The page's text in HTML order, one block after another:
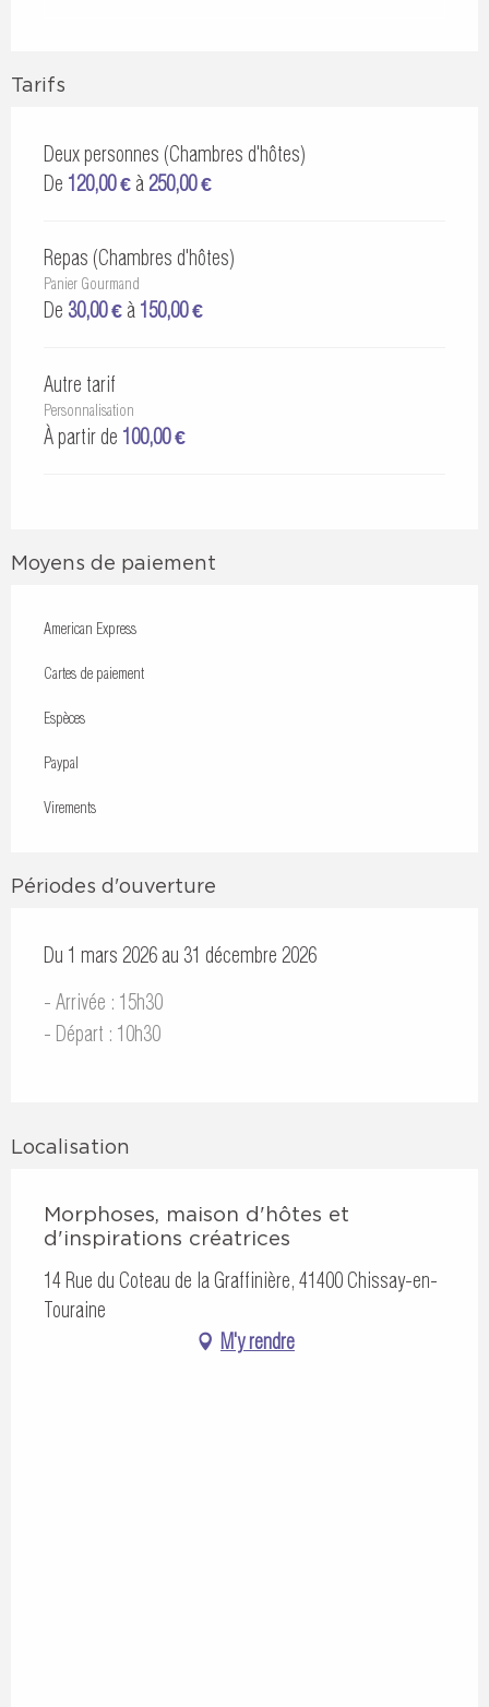
Tarifs
Deux personnes (Chambres d'hôtes)
De 120,00 € à 250,00 €
Repas (Chambres d'hôtes)
Panier Gourmand
De 30,00 € à 150,00 €
Autre tarif
Personnalisation
À partir de 100,00 €
Moyens de paiement
American Express
Cartes de paiement
Espèces
Paypal
Virements
Périodes d'ouverture
Du 1 mars 2026 au 31 décembre 2026
- Arrivée : 15h30
- Départ : 10h30
Localisation
Morphoses, maison d'hôtes et
d'inspirations créatrices
14 Rue du Coteau de la Graffinière, 41400 Chissay-en-
Touraine
M'y rendre